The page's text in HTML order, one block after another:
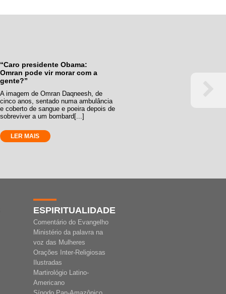
“Caro presidente Obama:
Omran pode vir morar com a
gente?”
A imagem de Omran Daqneesh, de
cinco anos, sentado numa ambulância
e coberto de sangue e poeira depois de
sobreviver a um bombard[...]
LER MAIS
ESPIRITUALIDADE
Comentário do Evangelho
Ministério da palavra na
voz das Mulheres
Orações Inter-Religiosas
Ilustradas
Martirológio Latino-
Americano